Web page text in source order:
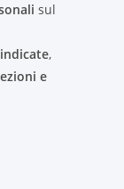
sul
,
e